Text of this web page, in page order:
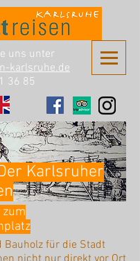
uns unter
karlsruhe.de
36 85
Karlsruher
Bauholz für die Stadt